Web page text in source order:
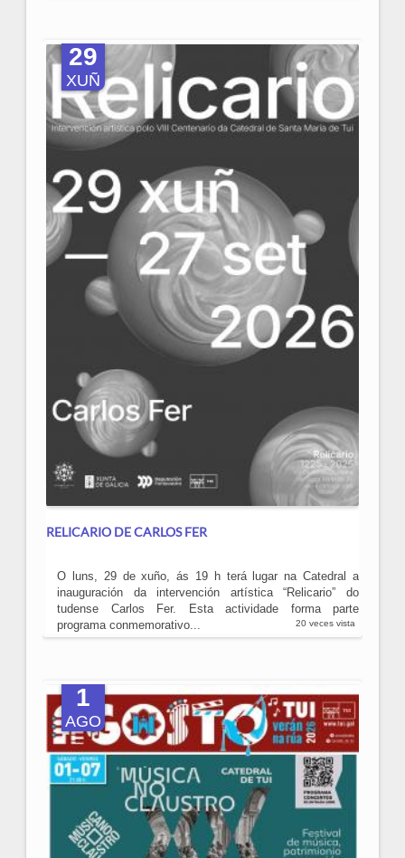
29
XUÑ
RELICARIO DE CARLOS FER
O luns, 29 de xuño, ás 19 h terá lugar na Catedral a
inauguración da intervención artística “Relicario” do
tudense Carlos Fer. Esta actividade forma parte
programa conmemorativo...
20 veces vista
1
AGO